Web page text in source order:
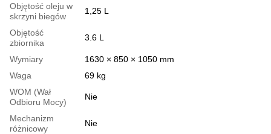
Objętość oleju w
skrzyni biegów
1,25 L
Objętość
zbiornika
3.6 L
Wymiary
1630 × 850 × 1050 mm
Waga
69 kg
WOM (Wał
Odbioru Mocy)
Nie
Mechanizm
różnicowy
Nie